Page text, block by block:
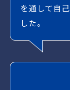
を通して自
した。